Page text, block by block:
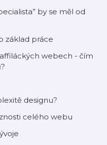
by se měl od
základ práce
webech - čím
designu?
celého webu